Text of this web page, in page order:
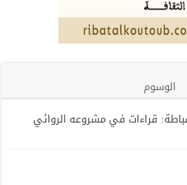
الوسوم
قراءات في مشروعه الروائي